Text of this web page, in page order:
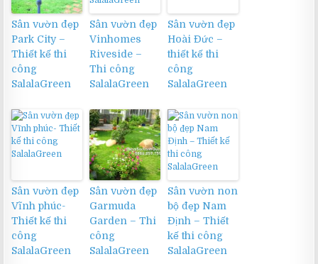
Sân vườn đẹp
Park City –
Thiết kế thi
công
SalalaGreen
Sân vườn đẹp
Vinhomes
Riveside –
Thi công
SalalaGreen
Sân vườn đẹp
Hoài Đức –
thiết kế thi
công
SalalaGreen
Sân vườn đẹp
Vĩnh phúc-
Thiết kế thi
công
SalalaGreen
Sân vườn đẹp
Garmuda
Garden – Thi
công
SalalaGreen
Sân vườn non
bộ đẹp Nam
Định – Thiết
kế thi công
SalalaGreen